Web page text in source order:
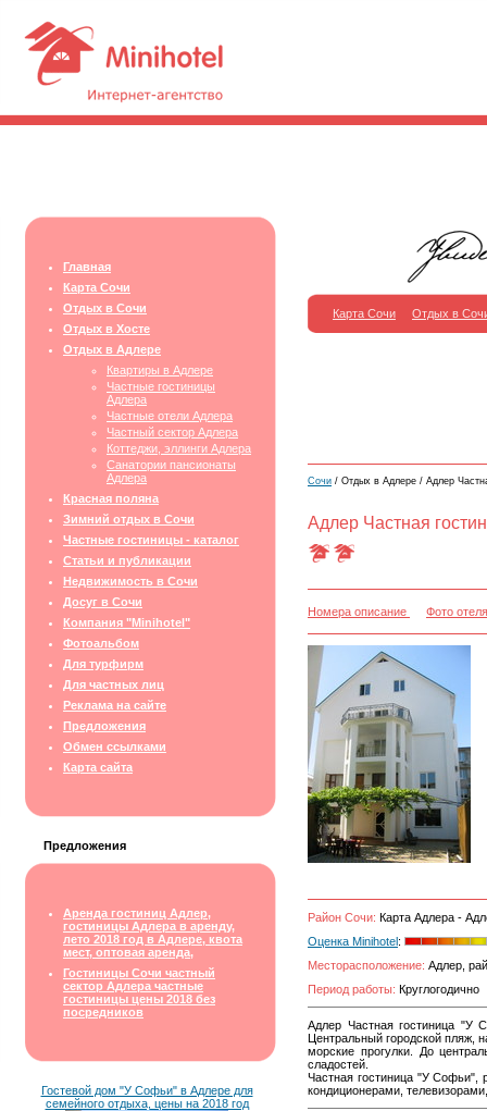
Главная
Карта Сочи
Отдых в Сочи
Отдых в Хосте
Отдых в Адлере
Квартиры в Адлере
Частные гостиницы
Адлера
Частные отели Адлера
Частный сектор Адлера
Коттеджи, эллинги Адлера
Санатории пансионаты
Адлера
Красная поляна
Зимний отдых в Сочи
Частные гостиницы - каталог
Статьи и публикации
Недвижимость в Сочи
Досуг в Сочи
Компания "Minihotel"
Фотоальбом
Для турфирм
Для частных лиц
Реклама на сайте
Предложения
Обмен ссылками
Карта сайта
Предложения
Аренда гостиниц Адлер,
гостиницы Адлера в аренду,
лето 2018 год в Адлере, квота
мест, оптовая аренда,
Гостиницы Сочи частный
сектор Адлера частные
гостиницы цены 2018 без
посредников
Гостевой дом "У Софьи" в Адлере для
семейного отдыха, цены на 2018 год
Карта Сочи Отдых в
Сочи / Отдых в Адлере / Адлер
Адлер Частная
Номера описание Фото отеля
Район Сочи: Карта Адлера -
Оценка Minihotel:
Месторасположение: Адлер,
Период работы: Круглогодично
Адлер Частная гостиница "У
Центральный городской пляж,
морские прогулки. До
сладостей.
Частная гостиница "У Софьи",
кондиционерами,